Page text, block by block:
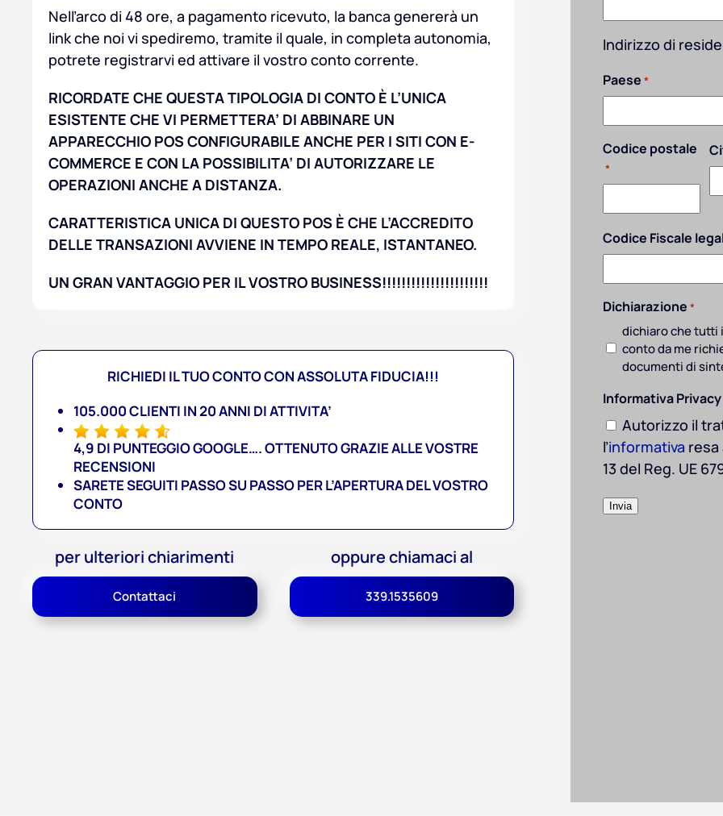
Nell’arco di 48 ore, a pagamento ricevuto, la banca genererà un
link che noi vi spediremo, tramite il quale, in completa autonomia,
potrete registrarvi ed attivare il vostro conto corrente.
RICORDATE CHE QUESTA TIPOLOGIA DI CONTO È L’UNICA
ESISTENTE CHE VI PERMETTERA’ DI ABBINARE UN
APPARECCHIO POS CONFIGURABILE ANCHE PER I SITI CON E-
COMMERCE E CON LA POSSIBILITA’ DI AUTORIZZARE LE
OPERAZIONI ANCHE A DISTANZA.
CARATTERISTICA UNICA DI QUESTO POS È CHE L’ACCREDITO
DELLE TRANSAZIONI AVVIENE IN TEMPO REALE, ISTANTANEO.
UN GRAN VANTAGGIO PER IL VOSTRO BUSINESS!!!!!!!!!!!!!!!!!!!!!!
RICHIEDI IL TUO CONTO CON ASSOLUTA FIDUCIA!!!
105.000 CLIENTI IN 20 ANNI DI ATTIVITA’
4,9 DI PUNTEGGIO GOOGLE…. OTTENUTO GRAZIE ALLE VOSTRE
RECENSIONI
SARETE SEGUITI PASSO SU PASSO PER L’APERTURA DEL VOSTRO
CONTO
per ulteriori chiarimenti
Contattaci
oppure chiamaci al
339.1535609
Indirizzo di
Paese *
Codice postale
*
Codice Fiscale
Dichiarazione *
dichiaro che tutti
conto da me
documenti di
Informativa Privacy
Autorizzo il
l’informativa resa
13 del Reg. UE